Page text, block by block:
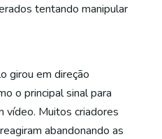
tentando manipular
girou em direção
o principal sinal para
vídeo. Muitos criadores
abandonando as